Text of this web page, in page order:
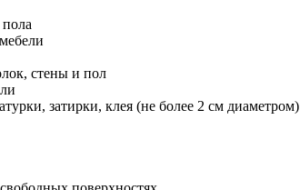
стены и пол
затирки, клея (не более 2 см диаметром)